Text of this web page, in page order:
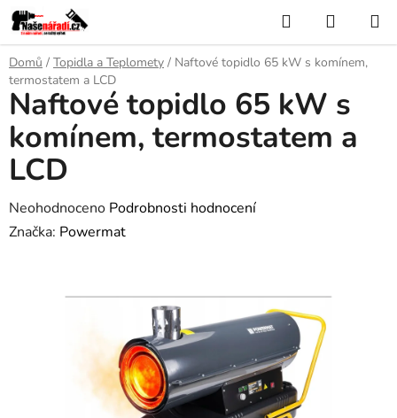
Přejít
na
obsah
Hledat
KOŠÍK
Domů / Topidla a Teplomety / Naftové topidlo 65 kW s komínem,
termostatem a LCD
Naftové topidlo 65 kW s
komínem, termostatem a
LCD
Průměrné
hodnocení
Neohodnoceno Podrobnosti hodnocení
Značka: Powermat